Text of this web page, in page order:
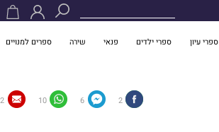
ספרי עיון ספרי ילדים פנאי שירה ספרים למנויים
2
6
10
2